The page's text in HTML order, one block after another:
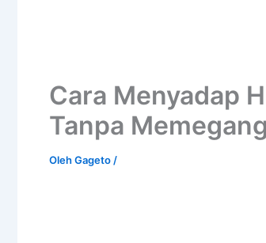
Cara Menyadap
Tanpa
OlehGageto /